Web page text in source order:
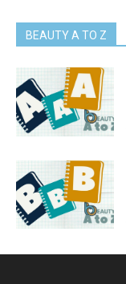
BEAUTY A TO Z